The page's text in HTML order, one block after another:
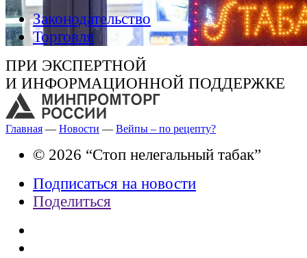
Законодательство
Торговля
ПРИ ЭКСПЕРТНОЙ
И ИНФОРМАЦИОННОЙ ПОДДЕРЖКЕ
Главная — Новости — Вейпы – по рецепту?
© 2026 “Стоп нелегальный табак”
Подписаться на новости
Поделиться